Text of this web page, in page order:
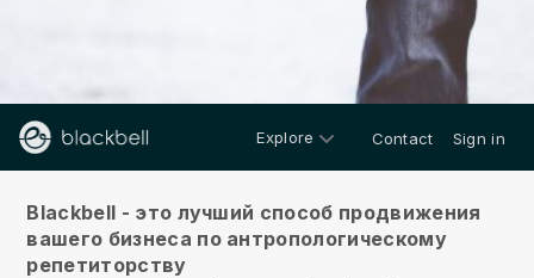
Explore Contact Sign in
Blackbell - это лучший способ продвижения
вашего бизнеса по антропологическому
репетиторству